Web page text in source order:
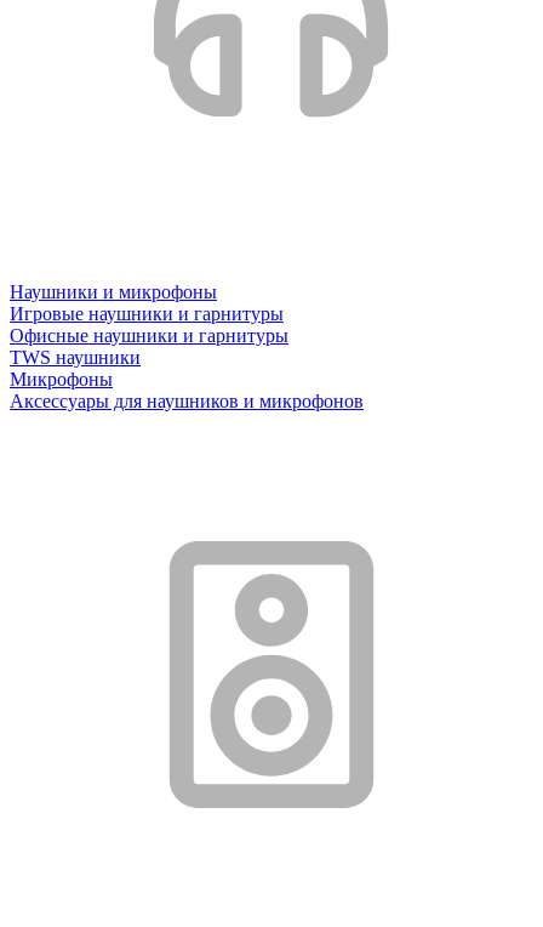
Наушники и микрофоны
Игровые наушники и гарнитуры
Офисные наушники и гарнитуры
TWS наушники
Микрофоны
Аксессуары для наушников и микрофонов